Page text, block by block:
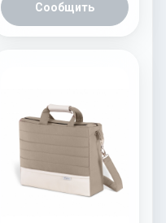
Сообщить